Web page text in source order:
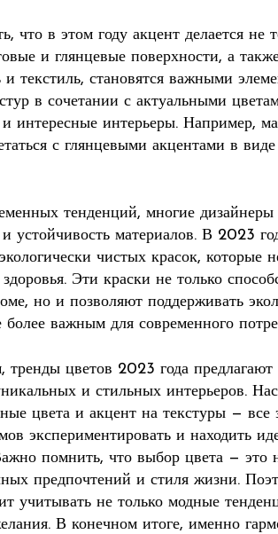
что в этом году акцент делается не
и глянцевые поверхности, а
и текстиль, становятся важными
в сочетании с актуальными
интересные интерьеры. Например,
с глянцевыми акцентами в
тенденций, многие
и устойчивость материалов. В 2023
чистых красок, которые
Эти краски не только
но и позволяют поддерживать
более важным для современного
тренды цветов 2023 года
и стильных интерьеров.
цвета и акцент на текстуры — все
экспериментировать и находить
помнить, что выбор цвета — это
предпочтений и стиля жизни.
учитывать не только модные
В конечном итоге, именно